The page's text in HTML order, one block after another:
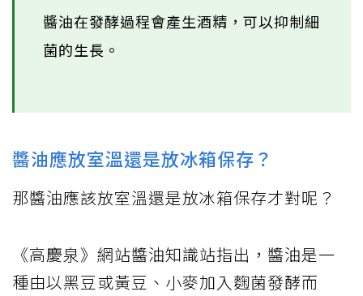
醬油在發酵過程會產生酒精，可以抑制細
菌的生長。
醬油應放室溫還是放冰箱保存？
那醬油應該放室溫還是放冰箱保存才對呢？
《高慶泉》網站醬油知識站指出，醬油是一
種由以黑豆或黃豆、小麥加入麴菌發酵而